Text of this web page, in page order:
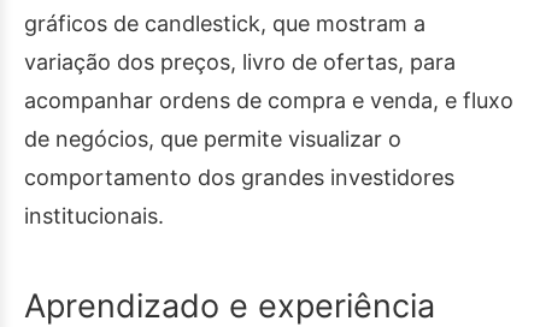
gráficos de candlestick, que mostram a
variação dos preços, livro de ofertas, para
acompanhar ordens de compra e venda, e fluxo
de negócios, que permite visualizar o
comportamento dos grandes investidores
institucionais.
Aprendizado e experiência